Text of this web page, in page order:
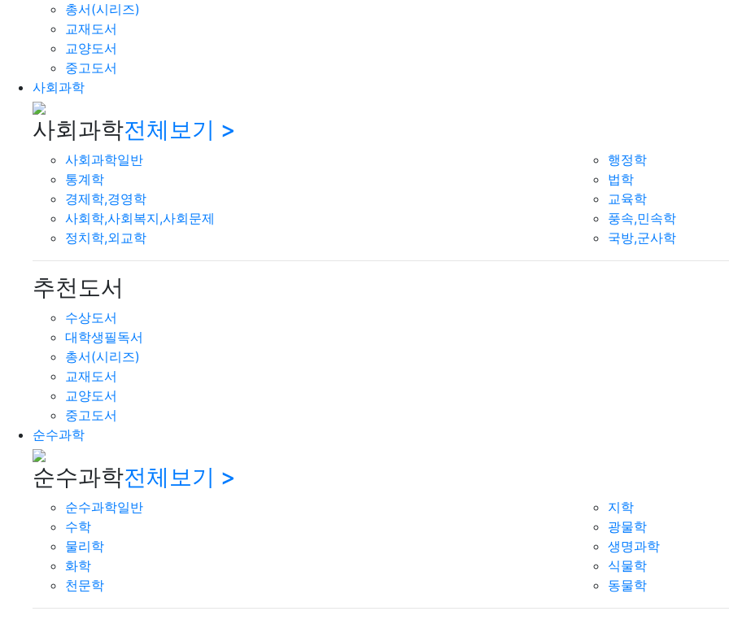
총서(시리즈)
교재도서
교양도서
중고도서
사회과학
사회과학전체보기 >
사회과학일반
통계학
경제학,경영학
사회학,사회복지,사회문제
정치학,외교학
행정학
법학
교육학
풍속,민속학
국방,군사학
추천도서
수상도서
대학생필독서
총서(시리즈)
교재도서
교양도서
중고도서
순수과학
순수과학전체보기 >
순수과학일반
수학
물리학
화학
천문학
지학
광물학
생명과학
식물학
동물학